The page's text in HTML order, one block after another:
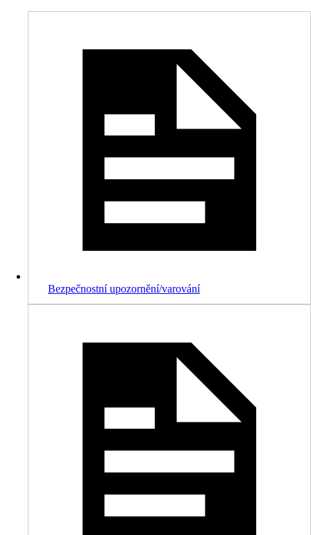
Bezpečnostní upozornění/varování